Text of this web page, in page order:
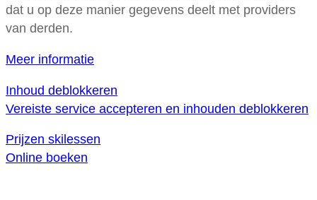
dat u op deze manier gegevens deelt met providers
van derden.
Meer informatie
Inhoud deblokkeren
Vereiste service accepteren en inhouden deblokkeren
Prijzen skilessen
Online boeken